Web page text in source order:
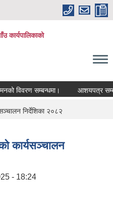
कार्यपालिकाको
विवरण सम्बन्धमा। आशयपत्र
निर्देशिका २०८२
कार्यसञ्चालन
- 18:24